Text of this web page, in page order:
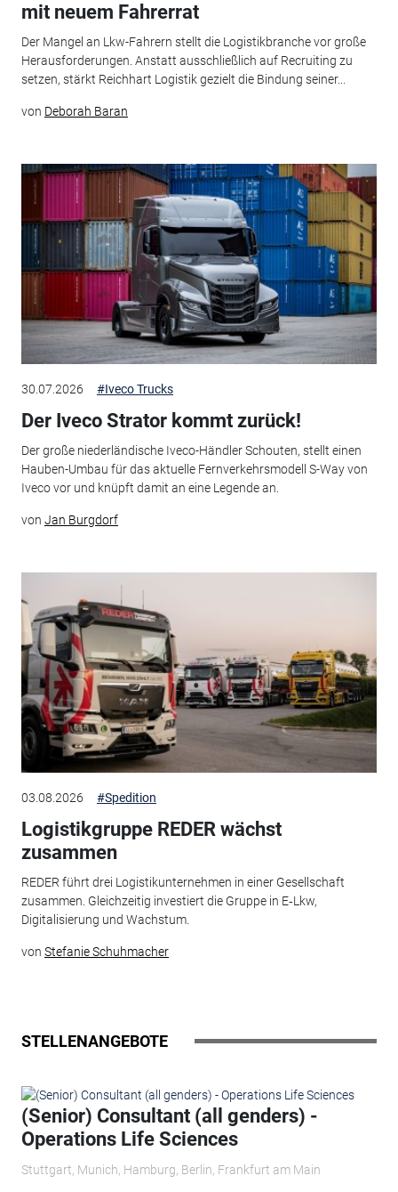
mit neuem Fahrerrat
Der Mangel an Lkw-Fahrern stellt die Logistikbranche vor große
Herausforderungen. Anstatt ausschließlich auf Recruiting zu
setzen, stärkt Reichhart Logistik gezielt die Bindung seiner...
von Deborah Baran
30.07.2026 #Iveco Trucks
Der Iveco Strator kommt zurück!
Der große niederländische Iveco-Händler Schouten, stellt einen
Hauben-Umbau für das aktuelle Fernverkehrsmodell S-Way von
Iveco vor und knüpft damit an eine Legende an.
von Jan Burgdorf
03.08.2026 #Spedition
Logistikgruppe REDER wächst
zusammen
REDER führt drei Logistikunternehmen in einer Gesellschaft
zusammen. Gleichzeitig investiert die Gruppe in E‑Lkw,
Digitalisierung und Wachstum.
von Stefanie Schuhmacher
STELLENANGEBOTE
(Senior) Consultant (all genders) -
Operations Life Sciences
Stuttgart, Munich, Hamburg, Berlin, Frankfurt am Main